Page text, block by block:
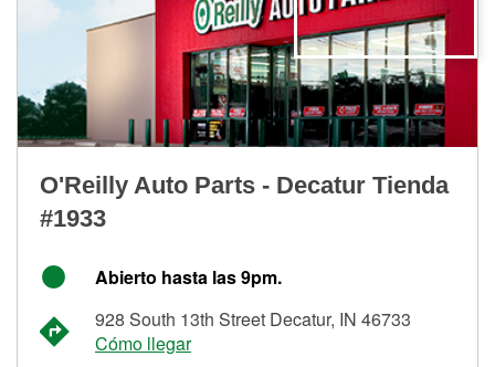
O'Reilly Auto Parts - Decatur Tienda
#1933
Abierto hasta las 9pm.
928 South 13th Street Decatur, IN 46733
Cómo llegar